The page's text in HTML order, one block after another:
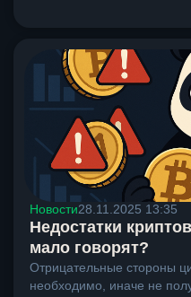
Новости28.11.2025 13:35
Недостатки
мало говорят?
Отрицательные стороны
необходимо, иначе не